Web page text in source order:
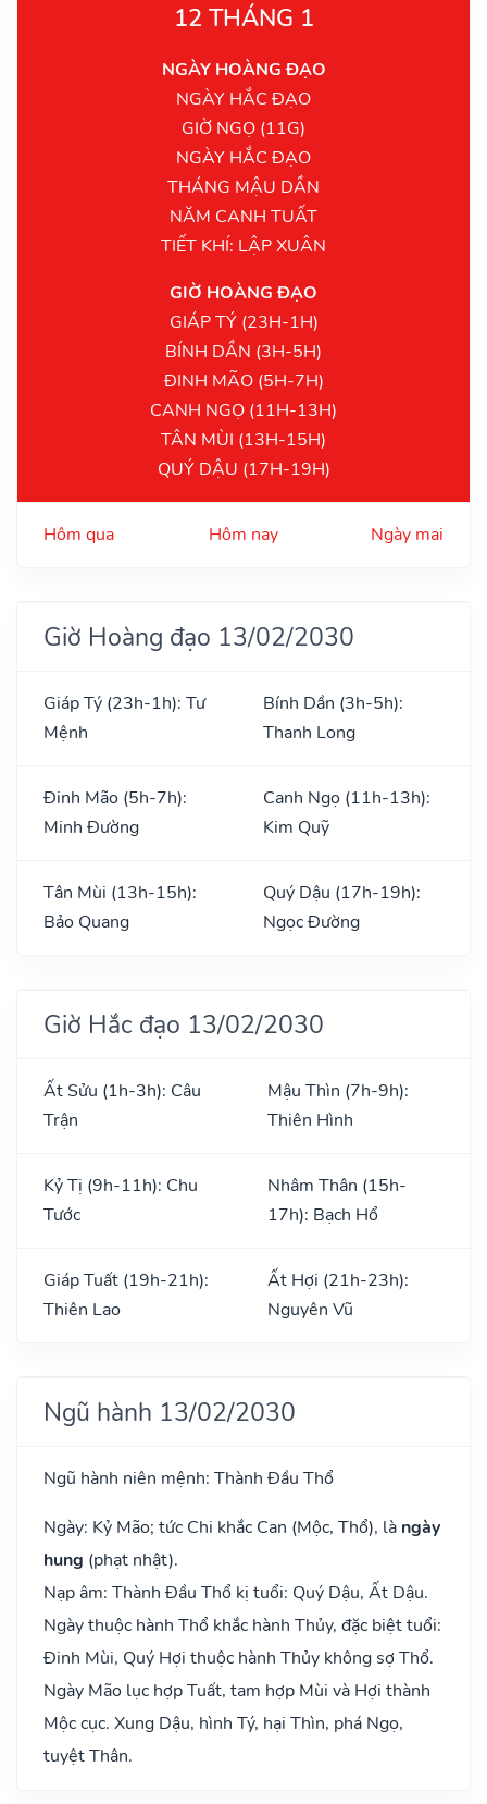
12 THÁNG 1
NGÀY HOÀNG ĐẠO
NGÀY HẮC ĐẠO
GIỜ NGỌ (11G)
NGÀY HẮC ĐẠO
THÁNG MẬU DẦN
NĂM CANH TUẤT
TIẾT KHÍ: LẬP XUÂN
GIỜ HOÀNG ĐẠO
GIÁP TÝ (23H-1H)
BÍNH DẦN (3H-5H)
ĐINH MÃO (5H-7H)
CANH NGỌ (11H-13H)
TÂN MÙI (13H-15H)
QUÝ DẬU (17H-19H)
Hôm qua Hôm nay Ngày mai
Giờ Hoàng đạo 13/02/2030
Giáp Tý (23h-1h): Tư
Mệnh
Bính Dần (3h-5h):
Thanh Long
Đinh Mão (5h-7h):
Minh Đường
Canh Ngọ (11h-13h):
Kim Quỹ
Tân Mùi (13h-15h):
Bảo Quang
Quý Dậu (17h-19h):
Ngọc Đường
Giờ Hắc đạo 13/02/2030
Ất Sửu (1h-3h): Câu
Trận
Mậu Thìn (7h-9h):
Thiên Hình
Kỷ Tị (9h-11h): Chu
Tước
Nhâm Thân (15h-
17h): Bạch Hổ
Giáp Tuất (19h-21h):
Thiên Lao
Ất Hợi (21h-23h):
Nguyên Vũ
Ngũ hành 13/02/2030
Ngũ hành niên mệnh: Thành Đầu Thổ
Ngày: Kỷ Mão; tức Chi khắc Can (Mộc, Thổ), là ngày
hung (phạt nhật).
Nạp âm: Thành Đầu Thổ kị tuổi: Quý Dậu, Ất Dậu.
Ngày thuộc hành Thổ khắc hành Thủy, đặc biệt tuổi:
Đinh Mùi, Quý Hợi thuộc hành Thủy không sợ Thổ.
Ngày Mão lục hợp Tuất, tam hợp Mùi và Hợi thành
Mộc cục. Xung Dậu, hình Tý, hại Thìn, phá Ngọ,
tuyệt Thân.